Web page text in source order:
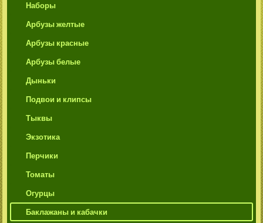
Наборы
Арбузы желтые
Арбузы красные
Арбузы белые
Дыньки
Подвои и клипсы
Тыквы
Экзотика
Перчики
Томаты
Огурцы
Баклажаны и кабачки